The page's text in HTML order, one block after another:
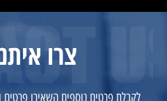
צרו
לקבלת פרטים נוספים השאירו פרטים